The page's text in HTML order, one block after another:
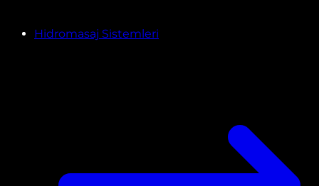
Hidromasaj Sistemleri